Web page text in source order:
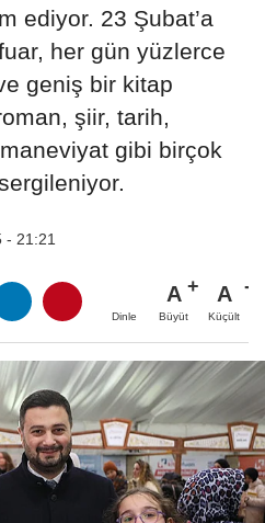
ediyor. 23 Şubat’a
her gün yüzlerce
geniş bir kitap
şiir, tarih,
gibi birçok
- 21:21
Dinle
A
Büyüt
A
Küçült